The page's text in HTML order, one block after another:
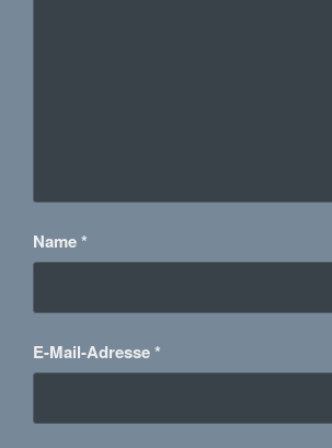
Name*
E-Mail-Adresse*